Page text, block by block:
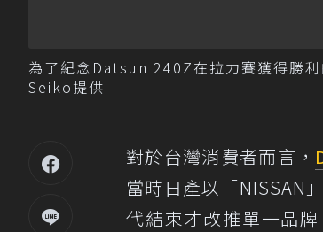
為了紀念Datsun 240Z在拉力賽獲得勝
Seiko提供
對於台灣消費者而言，
當時日產以「NISSAN
代結束才改推單一品